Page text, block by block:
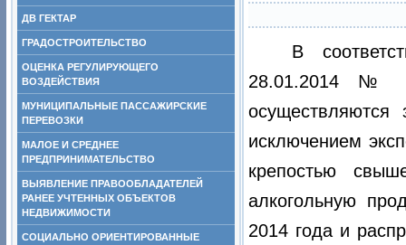
ДВ ГЕКТАР
ГРАДОСТРОИТЕЛЬСТВО
ОЦЕНКА РЕГУЛИРУЮЩЕГО
ВОЗДЕЙСТВИЯ
МУНИЦИПАЛЬНЫЕ ПАССАЖИРСКИЕ
ПЕРЕВОЗКИ
МАЛОЕ И СРЕДНЕЕ
ПРЕДПРИНИМАТЕЛЬСТВО
ВЫЯВЛЕНИЕ ПРАВООБЛАДАТЕЛЕЙ
РАНЕЕ УЧТЕННЫХ ОБЪЕКТОВ
НЕДВИЖИМОСТИ
СОЦИАЛЬНО ОРИЕНТИРОВАННЫЕ
В
28.01.2014 №
осуществляются
исключением
крепостью
алкогольную
2014 года и